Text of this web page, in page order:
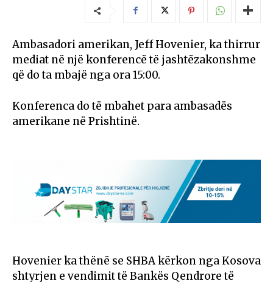
Ambasadori amerikan, Jeff Hovenier, ka thirrur
mediat në një konferencë të jashtëzakonshme
që do ta mbajë nga ora 15:00.
Konferenca do të mbahet para ambasadës
amerikane në Prishtinë.
Hovenier ka thënë se SHBA kërkon nga Kosova
shtyrjen e vendimit të Bankës Qendrore të